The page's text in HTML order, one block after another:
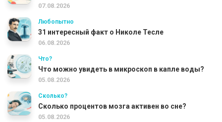
07.08.2026
Любопытно
31 интересный факт о Николе Тесле
06.08.2026
Что?
Что можно увидеть в микроскоп в капле воды?
05.08.2026
Сколько?
Сколько процентов мозга активен во сне?
05.08.2026